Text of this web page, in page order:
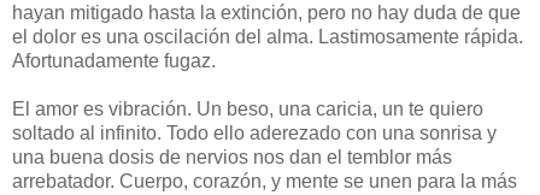
hayan mitigado hasta la extinción, pero no hay duda de que
el dolor es una oscilación del alma. Lastimosamente rápida.
Afortunadamente fugaz.
El amor es vibración. Un beso, una caricia, un te quiero
soltado al infinito. Todo ello aderezado con una sonrisa y
una buena dosis de nervios nos dan el temblor más
arrebatador. Cuerpo, corazón, y mente se unen para la más